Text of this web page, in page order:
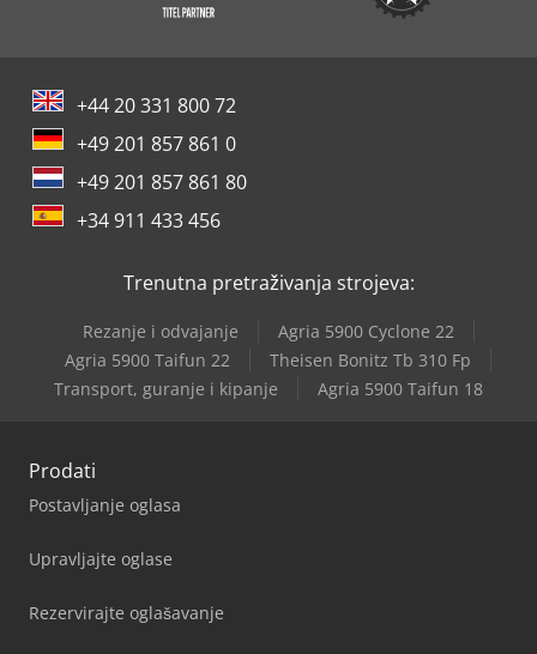
+44 20 331 800 72
+49 201 857 861 0
+49 201 857 861 80
+34 911 433 456
Trenutna pretraživanja strojeva:
Rezanje i odvajanje
Agria 5900 Cyclone 22
Agria 5900 Taifun 22
Theisen Bonitz Tb 310 Fp
Transport, guranje i kipanje
Agria 5900 Taifun 18
Prodati
Postavljanje oglasa
Upravljajte oglase
Rezervirajte oglašavanje